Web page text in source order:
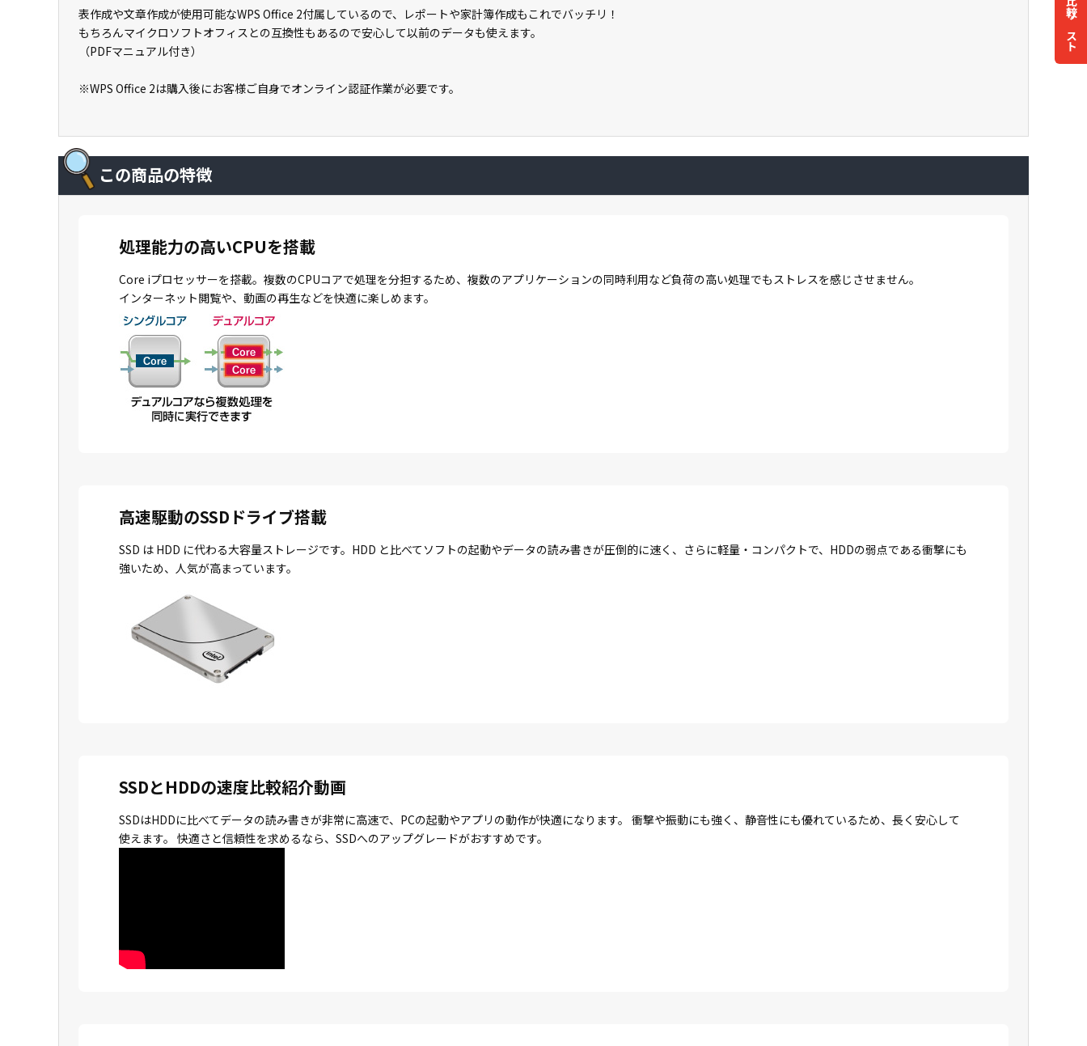
比較
リスト
表作成や文章作成が使用可能なWPS Office 2付属しているので、レポートや家計簿作成もこれでバッチリ！
もちろんマイクロソフトオフィスとの互換性もあるので安心して以前のデータも使えます。
（PDFマニュアル付き）
※WPS Office 2は購入後にお客様ご自身でオンライン認証作業が必要です。
この商品の特徴
処理能力の高いCPUを搭載
Core iプロセッサーを搭載。複数のCPUコアで処理を分担するため、複数のアプリケーションの同時利用など負荷の高い処理でもストレスを感じさせません。
インターネット閲覧や、動画の再生などを快適に楽しめます。
高速駆動のSSDドライブ搭載
SSD は HDD に代わる大容量ストレージです。HDD と比べてソフトの起動やデータの読み書きが圧倒的に速く、さらに軽量・コンパクトで、HDDの弱点である衝撃にも
強いため、人気が高まっています。
SSDとHDDの速度比較紹介動画
SSDはHDDに比べてデータの読み書きが非常に高速で、PCの起動やアプリの動作が快適になります。 衝撃や振動にも強く、静音性にも優れているため、長く安心して
使えます。 快適さと信頼性を求めるなら、SSDへのアップグレードがおすすめです。